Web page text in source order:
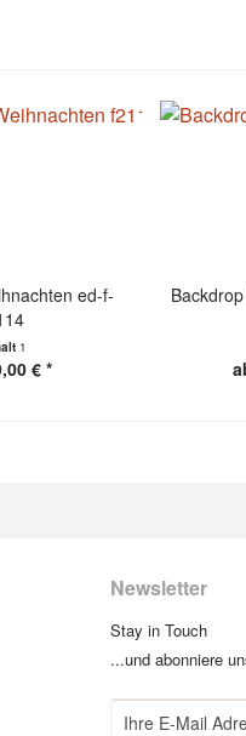
ed-f-
1
€ *
Newsletter
Stay in Touch
...und abonniere